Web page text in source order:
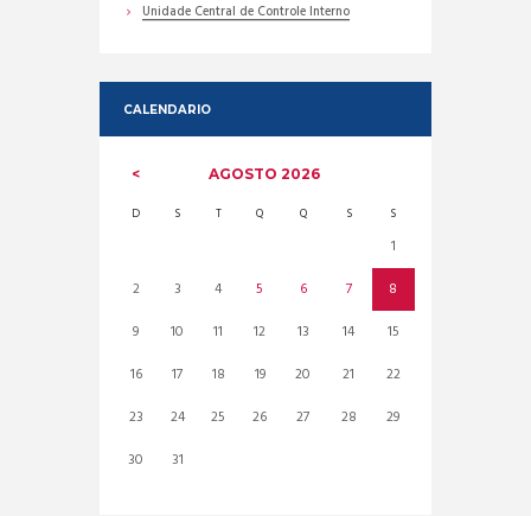
Unidade Central de Controle Interno
CALENDARIO
AGOSTO2026
D S T Q Q S S
1
2
3 4 5 6 7
8
9
10 11 12 13 14
15
16
17 18 19 20 21
22
23
24 25 26 27 28
29
30
31